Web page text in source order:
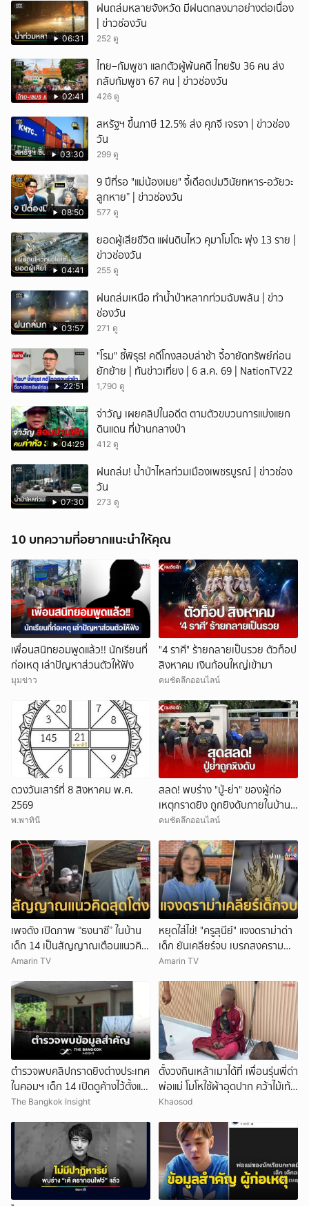
06:31
ฝนถล่มหลายจังหวัด มีฝนตกลงมาอย่างต่อเนื่อง
| ข่าวช่องวัน
252 ดู
02:41
ไทย–กัมพูชา แลกตัวผู้พ้นคดี ไทยรับ 36 คน ส่ง
กลับกัมพูชา 67 คน | ข่าวช่องวัน
426 ดู
03:30
สหรัฐฯ ขึ้นภาษี 12.5% ส่ง ศุภจี เจรจา | ข่าวช่อง
วัน
299 ดู
08:50
9 ปีที่รอ "แม่น้องเมย" จี้เดือดปมวินัยทหาร-อวัยวะ
ลูกหาย” | ข่าวช่องวัน
577 ดู
04:41
ยอดผู้เสียชีวิต แผ่นดินไหว คุมาโมโตะ พุ่ง 13 ราย |
ข่าวช่องวัน
255 ดู
03:57
ฝนถล่มเหนือ ทำน้ำป่าหลากท่วมฉับพลัน | ข่าว
ช่องวัน
271 ดู
22:51
"โรม" ชี้พิรุธ! คดีโกงสอบล่าช้า จี้อายัดทรัพย์ก่อน
ยักย้าย | ทันข่าวเที่ยง | 6 ส.ค. 69 | NationTV22
1,790 ดู
04:29
จ่าวัญ เผยคลิปในอดีต ตามตัวขบวนการแบ่งแยก
ดินแดน ที่บ้านกลางป่า
412 ดู
07:30
ฝนถล่ม! น้ำป่าไหลท่วมเมืองเพชรบูรณ์ | ข่าวช่อง
วัน
273 ดู
10 บทความที่อยากแนะนำให้คุณ
เพื่อนสนิทยอมพูดแล้ว!! นักเรียนที่
ก่อเหตุ เล่าปัญหาส่วนตัวให้ฟัง
มุมข่าว
"4 ราศี" ร้ายกลายเป็นรวย ตัวท็อป
สิงหาคม เงินก้อนใหญ่เข้ามา
คมชัดลึกออนไลน์
ดวงวันเสาร์ที่ 8 สิงหาคม พ.ศ.
2569
พ.พาทินี
สลด! พบร่าง "ปู่-ย่า" ของผู้ก่อ
เหตุกราดยิง ถูกยิงดับภายในบ้าน
พัก
คมชัดลึกออนไลน์
เพจดัง เปิดภาพ “ธงนาซี” ในบ้าน
เด็ก 14 เป็นสัญญาณเตือนแนวคิด
สุดโต่ง
Amarin TV
หยุดใส่ไข่! "ครูสุนีย์" แจงดราม่าด่า
เด็ก ยันเคลียร์จบ เบรกสงคราม
Gen
Amarin TV
ตำรวจพบคลิปกราดยิงต่างประเทศ
ในคอมฯ เด็ก 14 เปิดดูค้างไว้ตั้งแต่
วันที่ 30 ก.ค.
The Bangkok Insight
ตั้งวงกินเหล้าเมาได้ที่ เพื่อนรุ่นพี่ด่า
พ่อแม่ โมโหใช้ผ้าอุดปาก คว้าไม้เท้า
กระหน่ำฟาดเสียชีวิต
Khaosod